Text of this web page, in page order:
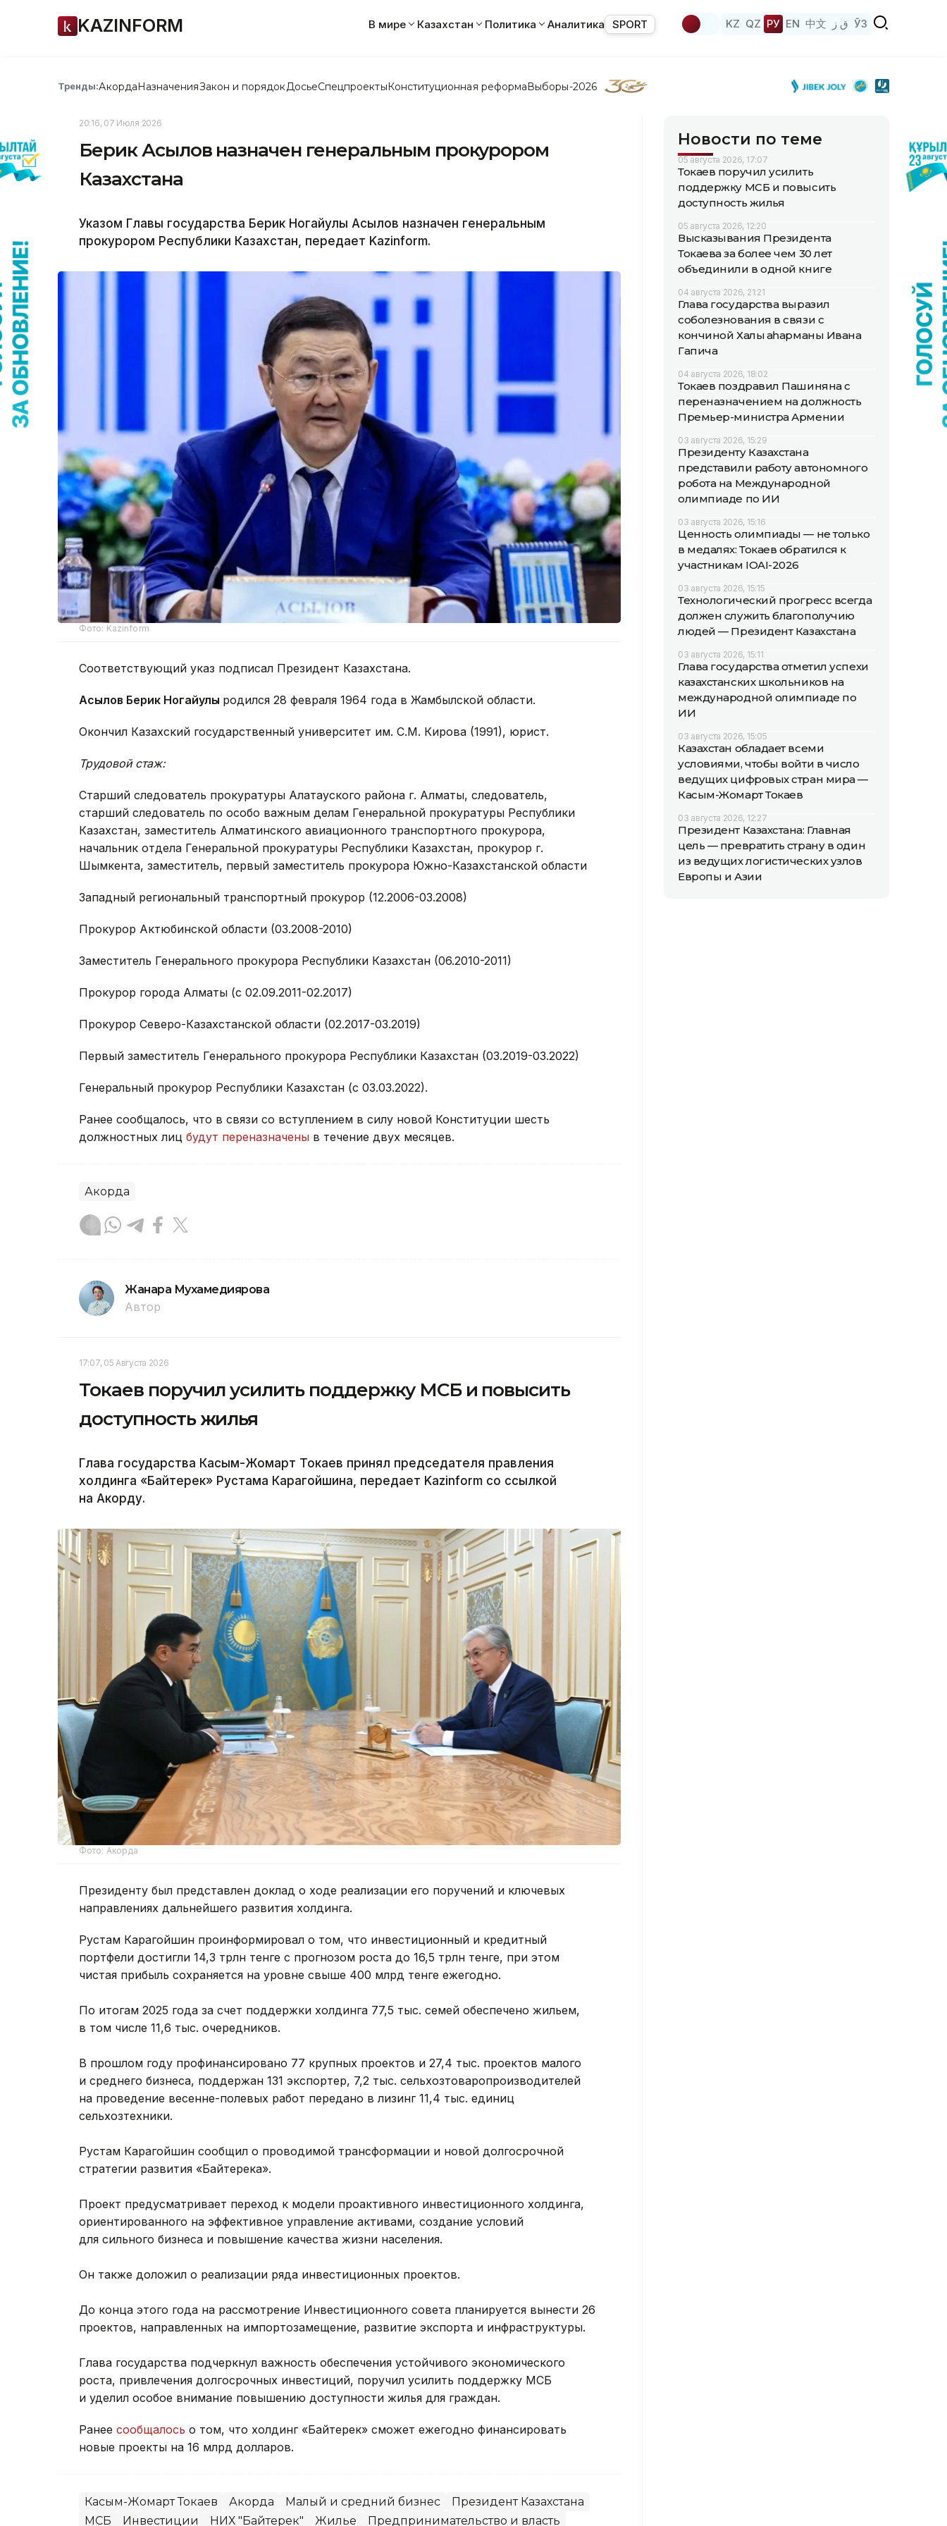
KAZINFORM В мире Казахстан Политика Аналитика SPORT KZ QZ РУ EN 中文 ق ز ЎЗ
Тренды:АкордаНазначенияЗакон и порядок ДосьеСпецпроектыКонституционная реформаВыборы-2026
20:16, 07 Июля 2026
Берик Асылов назначен генеральным прокурором
Казахстана
Указом Главы государства Берик Ногайулы Асылов назначен генеральным
прокурором Республики Казахстан, передает Kazinform.
Фото: Kazinform
Соответствующий указ подписал Президент Казахстана.
Асылов Берик Ногайулы родился 28 февраля 1964 года в Жамбылской области.
Окончил Казахский государственный университет им. С.М. Кирова (1991), юрист.
Трудовой стаж:
Старший следователь прокуратуры Алатауского района г. Алматы, следователь,
старший следователь по особо важным делам Генеральной прокуратуры Республики
Казахстан, заместитель Алматинского авиационного транспортного прокурора,
начальник отдела Генеральной прокуратуры Республики Казахстан, прокурор г.
Шымкента, заместитель, первый заместитель прокурора Южно-Казахстанской области
Западный региональный транспортный прокурор (12.2006-03.2008)
Прокурор Актюбинской области (03.2008-2010)
Заместитель Генерального прокурора Республики Казахстан (06.2010-2011)
Прокурор города Алматы (с 02.09.2011-02.2017)
Прокурор Северо-Казахстанской области (02.2017-03.2019)
Первый заместитель Генерального прокурора Республики Казахстан (03.2019-03.2022)
Генеральный прокурор Республики Казахстан (с 03.03.2022).
Ранее сообщалось, что в связи со вступлением в силу новой Конституции шесть
должностных лиц будут переназначены в течение двух месяцев.
Акорда
Жанара Мухамедиярова
Автор
17:07, 05 Августа 2026
Токаев поручил усилить поддержку МСБ и повысить
доступность жилья
Глава государства Касым-Жомарт Токаев принял председателя правления
холдинга «Байтерек» Рустама Карагойшина, передает Kazinform со ссылкой
на Акорду.
Фото: Акорда
Президенту был представлен доклад о ходе реализации его поручений и ключевых
направлениях дальнейшего развития холдинга.
Рустам Карагойшин проинформировал о том, что инвестиционный и кредитный
портфели достигли 14,3 трлн тенге с прогнозом роста до 16,5 трлн тенге, при этом
чистая прибыль сохраняется на уровне свыше 400 млрд тенге ежегодно.
По итогам 2025 года за счет поддержки холдинга 77,5 тыс. семей обеспечено жильем,
в том числе 11,6 тыс. очередников.
В прошлом году профинансировано 77 крупных проектов и 27,4 тыс. проектов малого
и среднего бизнеса, поддержан 131 экспортер, 7,2 тыс. сельхозтоваропроизводителей
на проведение весенне-полевых работ передано в лизинг 11,4 тыс. единиц
сельхозтехники.
Рустам Карагойшин сообщил о проводимой трансформации и новой долгосрочной
стратегии развития «Байтерека».
Проект предусматривает переход к модели проактивного инвестиционного холдинга,
ориентированного на эффективное управление активами, создание условий
для сильного бизнеса и повышение качества жизни населения.
Он также доложил о реализации ряда инвестиционных проектов.
До конца этого года на рассмотрение Инвестиционного совета планируется вынести 26
проектов, направленных на импортозамещение, развитие экспорта и инфраструктуры.
Глава государства подчеркнул важность обеспечения устойчивого экономического
роста, привлечения долгосрочных инвестиций, поручил усилить поддержку МСБ
и уделил особое внимание повышению доступности жилья для граждан.
Ранее сообщалось о том, что холдинг «Байтерек» сможет ежегодно финансировать
новые проекты на 16 млрд долларов.
Касым-Жомарт Токаев Акорда Малый и средний бизнес
Президент Казахстана
МСБ
Инвестиции НИХ "Байтерек" Жилье Предпринимательство и власть
Новости по теме
05 августа 2026, 17:07
Токаев поручил усилить
поддержку МСБ и повысить
доступность жилья
05 августа 2026, 12:20
Высказывания Президента
Токаева за более чем 30 лет
объединили в одной книге
04 августа 2026, 21:21
Глава государства выразил
соболезнования в связи с
кончиной Халық қаһарманы Ивана
Гапича
04 августа 2026, 18:02
Токаев поздравил Пашиняна с
переназначением на должность
Премьер-министра Армении
03 августа 2026, 15:29
Президенту Казахстана
представили работу автономного
робота на Международной
олимпиаде по ИИ
03 августа 2026, 15:16
Ценность олимпиады — не только
в медалях: Токаев обратился к
участникам IOAI-2026
03 августа 2026, 15:15
Технологический прогресс всегда
должен служить благополучию
людей — Президент Казахстана
03 августа 2026, 15:11
Глава государства отметил успехи
казахстанских школьников на
международной олимпиаде по
ИИ
03 августа 2026, 15:05
Казахстан обладает всеми
условиями, чтобы войти в число
ведущих цифровых стран мира —
Касым-Жомарт Токаев
03 августа 2026, 12:27
Президент Казахстана: Главная
цель — превратить страну в один
из ведущих логистических узлов
Европы и Азии